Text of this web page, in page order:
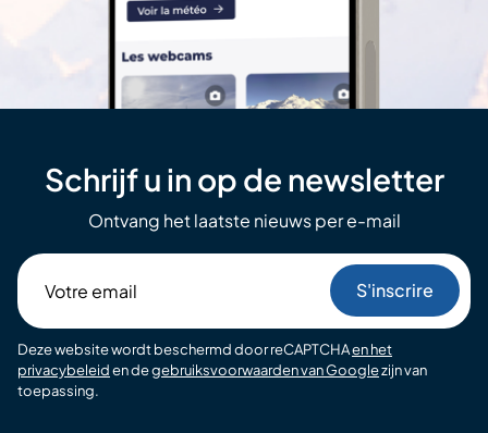
Schrijf u in op de newsletter
Ontvang het laatste nieuws per e-mail
email
Deze website wordt beschermd door reCAPTCHAen het
privacybeleiden degebruiksvoorwaarden van Googlezijn van
toepassing.